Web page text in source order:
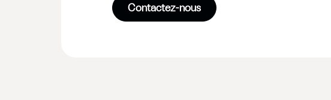
Contactez-nous